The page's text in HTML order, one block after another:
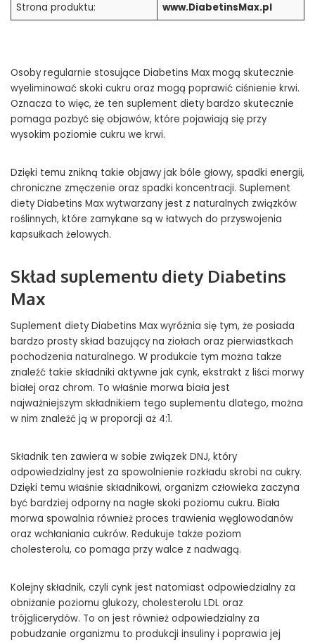
Strona produktu: www.DiabetinsMax.pl
Osoby regularnie stosujące Diabetins Max mogą skutecznie
wyeliminować skoki cukru oraz mogą poprawić ciśnienie krwi.
Oznacza to więc, że ten suplement diety bardzo skutecznie
pomaga pozbyć się objawów, które pojawiają się przy
wysokim poziomie cukru we krwi.
Dzięki temu znikną takie objawy jak bóle głowy, spadki energii,
chroniczne zmęczenie oraz spadki koncentracji. Suplement
diety Diabetins Max wytwarzany jest z naturalnych związków
roślinnych, które zamykane są w łatwych do przyswojenia
kapsułkach żelowych.
Skład suplementu diety Diabetins
Max
Suplement diety Diabetins Max wyróżnia się tym, że posiada
bardzo prosty skład bazujący na ziołach oraz pierwiastkach
pochodzenia naturalnego. W produkcie tym można także
znaleźć takie składniki aktywne jak cynk, ekstrakt z liści morwy
białej oraz chrom. To właśnie morwa biała jest
najważniejszym składnikiem tego suplementu dlatego, można
w nim znaleźć ją w proporcji aż 4:1.
Składnik ten zawiera w sobie związek DNJ, który
odpowiedzialny jest za spowolnienie rozkładu skrobi na cukry.
Dzięki temu właśnie składnikowi, organizm człowieka zaczyna
być bardziej odporny na nagłe skoki poziomu cukru. Biała
morwa spowalnia również proces trawienia węglowodanów
oraz wchłaniania cukrów. Redukuje także poziom
cholesterolu, co pomaga przy walce z nadwagą.
Kolejny składnik, czyli cynk jest natomiast odpowiedzialny za
obniżanie poziomu glukozy, cholesterolu LDL oraz
trójglicerydów. To on jest również odpowiedzialny za
pobudzanie organizmu to produkcji insuliny i poprawia jej